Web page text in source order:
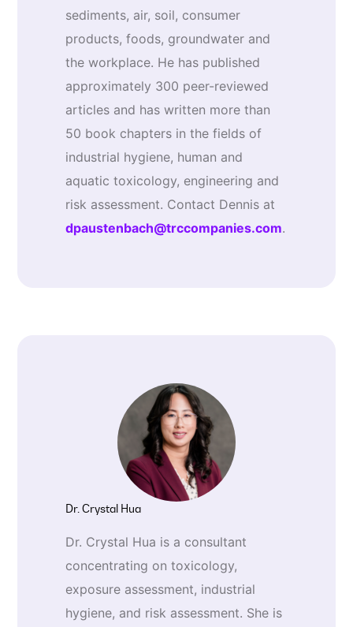
sediments, air, soil, consumer
products, foods, groundwater and
the workplace. He has published
approximately 300 peer-reviewed
articles and has written more than
50 book chapters in the fields of
industrial hygiene, human and
aquatic toxicology, engineering and
risk assessment. Contact Dennis at
dpaustenbach@trccompanies.com.
Dr. Crystal Hua
Dr. Crystal Hua is a consultant
concentrating on toxicology,
exposure assessment, industrial
hygiene, and risk assessment. She is